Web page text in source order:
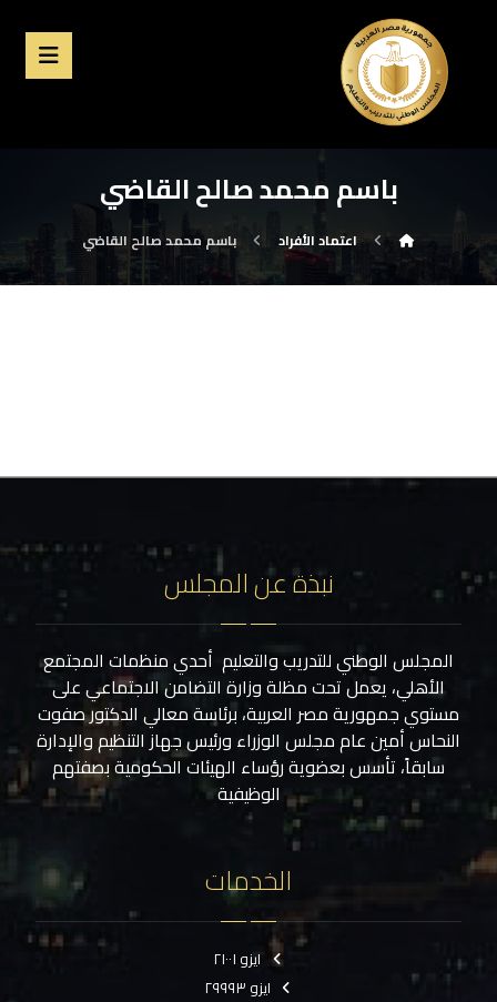
باسم محمد صالح القاضي
اعتماد الأفراد باسم محمد صالح القاضي
نبذة عن المجلس
المجلس الوطني للتدريب والتعليم أحدي منظمات المجتمع
الأهلي، يعمل تحت مظلة وزارة التضامن الاجتماعي على
مستوي جمهورية مصر العربية، برئاسة معالي الدكتور صفوت
النحاس أمين عام مجلس الوزراء ورئيس جهاز التنظيم والإدارة
سابقاً، تأسس بعضوية رؤساء الهيئات الحكومية بصفتهم
الوظيفية
الخدمات
ايزو ٢١٠٠١
ايزو ٢٩٩٩٣